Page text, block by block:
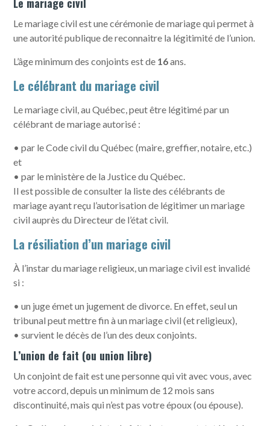
Le mariage civil
Le mariage civil est une cérémonie de mariage qui permet à
une autorité publique de reconnaitre la légitimité de l’union.
L’âge minimum des conjoints est de 16ans.
Le célébrant du mariage civil
Le mariage civil, au Québec, peut être légitimé par un
célébrant de mariage autorisé :
• par le Code civil du Québec (maire, greffier, notaire, etc.)
et
• par le ministère de la Justice du Québec.
Il est possible de consulter la liste des célébrants de
mariage ayant reçu l’autorisation de légitimer un mariage
civil auprès du Directeur de l’état civil.
La résiliation d’un mariage civil
À l’instar du mariage religieux, un mariage civil est invalidé
si :
• un juge émet un jugement de divorce. En effet, seul un
tribunal peut mettre fin à un mariage civil (et religieux),
• survient le décès de l’un des deux conjoints.
L’union de fait (ou union libre)
Un conjoint de fait est une personne qui vit avec vous, avec
votre accord, depuis un minimum de 12 mois sans
discontinuité, mais qui n’est pas votre époux (ou épouse).